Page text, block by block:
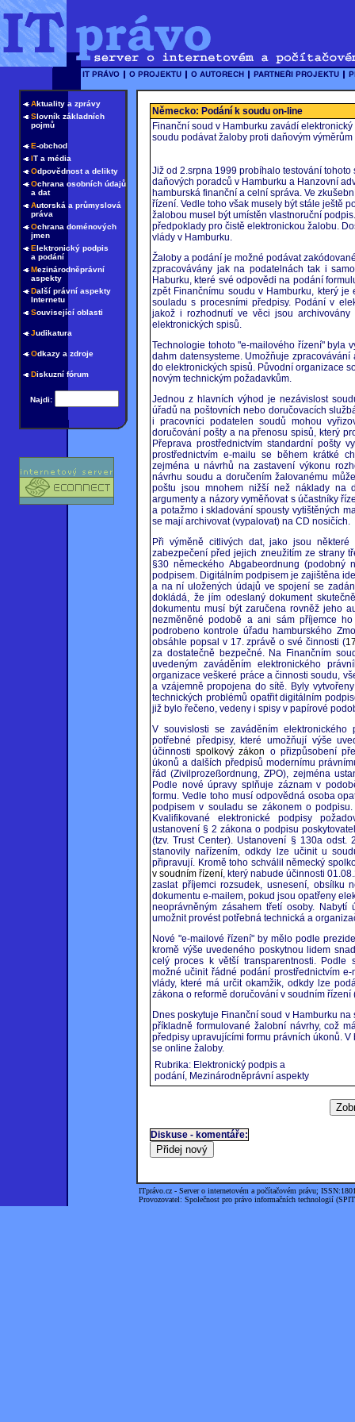
Aktuality a zprávy
Slovník základních
pojmů
E-obchod
IT a média
Odpovědnost a delikty
Ochrana osobních údajů
a dat
Autorská a průmyslová
práva
Ochrana doménových
jmen
Elektronický podpis
a podání
Mezinárodněprávní
aspekty
Další právní aspekty
Internetu
Související oblasti
Judikatura
Odkazy a zdroje
Diskuzní fórum
Najdi:
Německo: Podání k soudu on-line
Finanční soud v Hamburku zavádí
soudu podávat žaloby proti daňovým
Již od 2.srpna 1999 probíhalo testování
daňových poradců v Hamburku a Hanzovní
hamburská finanční a celní správa. Ve
řízení. Vedle toho však musely být stále ještě
žalobou musel být umístěn vlastnoruční
předpoklady pro čistě elektronickou žalobu.
vlády v Hamburku.
Žaloby a podání je možné podávat
zpracovávány jak na podatelnách tak i
Haburku, které své odpovědi na podání
zpět Finančnímu soudu v Hamburku, který
souladu s procesními předpisy. Podání v
jakož i rozhodnutí ve věci jsou
elektronických spisů.
Technologie tohoto "e-mailového řízení" byla
dahm datensysteme. Umožňuje
do elektronických spisů. Původní organizace
novým technickým požadavkům.
Jednou z hlavních výhod je nezávislost
úřadů na poštovních nebo doručovacích
i pracovníci podatelen soudů mohou
doručování pošty a na přenosu spisů, který
Přeprava prostřednictvím standardní pošty
prostřednictvím e-mailu se během krátké
zejména u návrhů na zastavení výkonu
návrhu soudu a doručením žalovanému
poštu jsou mnohem nižší než náklady na
argumenty a názory vyměňovat s účastníky
a potažmo i skladování spousty vytištěných
se mají archivovat (vypalovat) na CD nosičích.
Při výměně citlivých dat, jako jsou
zabezpečení před jejich zneužitím ze strany
§30 německého Abgabeordnung
podpisem. Digitálním podpisem je zajištěna
a na ní uložených údajů ve spojení se
dokládá, že jím odeslaný dokument
dokumentu musí být zaručena rovněž jeho
nezměněné podobě a ani sám příjemce
podrobeno kontrole úřadu hamburského
obsáhle popsal v 17. zprávě o své činnosti (
za dostatečně bezpečné. Na Finančním
uvedeným zaváděním elektronického
organizace veškeré práce a činnosti soudu,
a vzájemně propojena do sítě. Byly
technických problémů opatřit digitálním
již bylo řečeno, vedeny i spisy v papírové
V souvislosti se zaváděním elektronického
potřebné předpisy, které umožňují výše
účinnostispolkový zákon o přizpůsobení
úkonů a dalších předpisů modernímu
řád (Zivilprozeßordnung, ZPO), zejména
Podle nové úpravy splňuje záznam v
formu. Vedle toho musí odpovědná osoba
podpisem v souladu se zákonem o
Kvalifikované elektronické podpisy
ustanovení § 2 zákona o podpisu
(tzv. Trust Center). Ustanovení § 130a
stanovily nařízením, odkdy lze učinit u
připravují. Kromě toho schválil německý
v soudním řízení, který nabude účinnosti
zaslat příjemci rozsudek, usnesení, obsílku
dokumentu e-mailem, pokud jsou opatřeny
neoprávněným zásahem třetí osoby.
umožnit provést potřebná technická a
Nové "e-mailové řízení" by mělo podle
kromě výše uvedeného poskytnou lidem
celý proces k větší transparentnosti. Podle
možné učinit řádné podání prostřednictvím
vlády, které má určit okamžik, odkdy lze
zákona o reformě doručování v soudním řízení
Dnes poskytuje Finanční soud v Hamburku na
příkladně formulované žalobní návrhy, což
předpisy upravujícími formu právních úkonů.
se online žaloby.
Rubrika: Elektronický podpis a
podání, Mezinárodněprávní aspekty
Diskuse - komentáře:
ITprávo.cz - Server o internetovém a počítačovém právu;
Provozovatel: Společnost pro právo informačních technologií